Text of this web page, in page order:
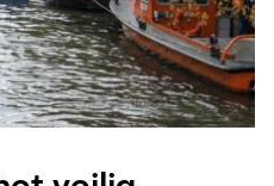
ons horen: